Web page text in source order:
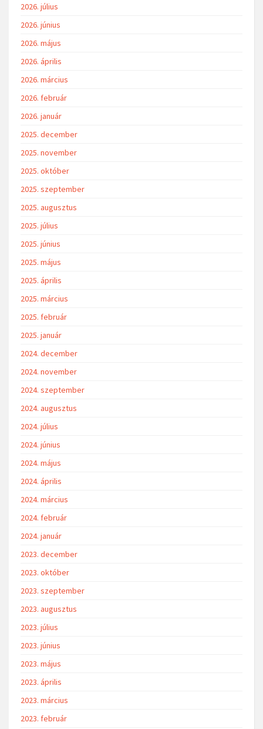
2026. július
2026. június
2026. május
2026. április
2026. március
2026. február
2026. január
2025. december
2025. november
2025. október
2025. szeptember
2025. augusztus
2025. július
2025. június
2025. május
2025. április
2025. március
2025. február
2025. január
2024. december
2024. november
2024. szeptember
2024. augusztus
2024. július
2024. június
2024. május
2024. április
2024. március
2024. február
2024. január
2023. december
2023. október
2023. szeptember
2023. augusztus
2023. július
2023. június
2023. május
2023. április
2023. március
2023. február